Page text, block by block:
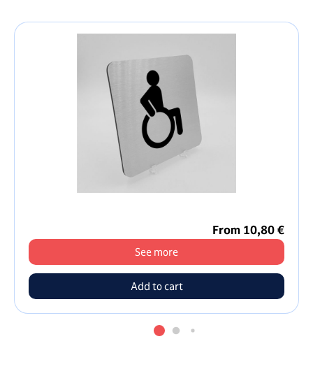
From 10,80 €
See more